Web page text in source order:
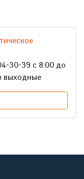
30-39 с 8:00 до
выходные